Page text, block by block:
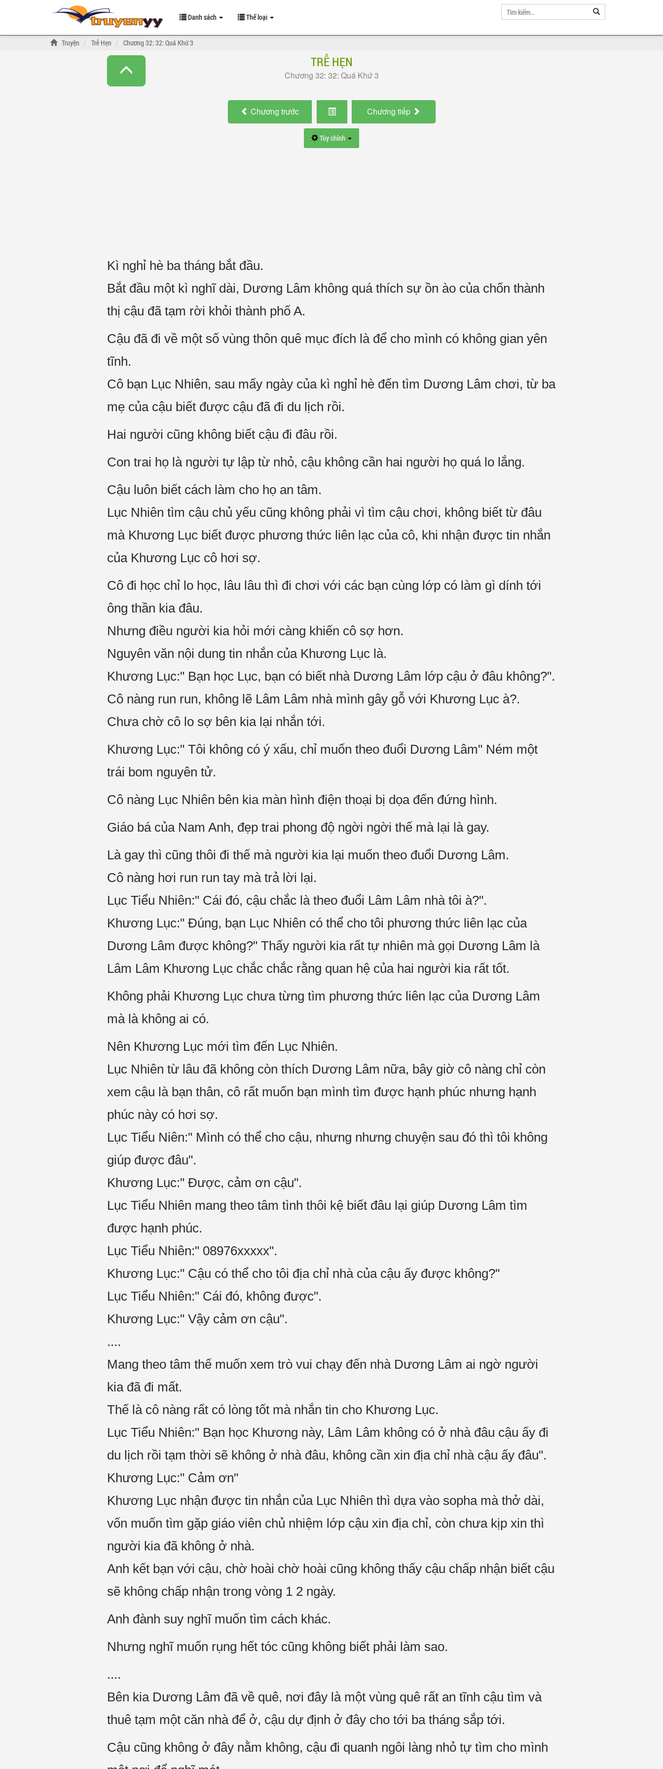
Danh sách Thể loại
Truyện Trễ Hẹn Chương 32: 32: Quá Khứ 3
TRỄ HẸN
Chương 32: 32: Quá Khứ 3
Chương trước Chương tiếp
Tùy chỉnh
Kì nghỉ hè ba tháng bắt đầu.
Bắt đầu một kì nghĩ dài, Dương Lâm không quá thích sự ồn ào của chốn thành
thị cậu đã tạm rời khỏi thành phố A.
Cậu đã đi về một số vùng thôn quê mục đích là để cho mình có không gian yên
tĩnh.
Cô bạn Lục Nhiên, sau mấy ngày của kì nghỉ hè đến tìm Dương Lâm chơi, từ ba
mẹ của cậu biết được cậu đã đi du lịch rồi.
Hai người cũng không biết cậu đi đâu rồi.
Con trai họ là người tự lập từ nhỏ, cậu không cần hai người họ quá lo lắng.
Cậu luôn biết cách làm cho họ an tâm.
Lục Nhiên tìm cậu chủ yếu cũng không phải vì tìm cậu chơi, không biết từ đâu
mà Khương Lục biết được phương thức liên lạc của cô, khi nhận được tin nhắn
của Khương Lục cô hơi sợ.
Cô đi học chỉ lo học, lâu lâu thì đi chơi với các bạn cùng lớp có làm gì dính tới
ông thần kia đâu.
Nhưng điều người kia hỏi mới càng khiến cô sợ hơn.
Nguyên văn nội dung tin nhắn của Khương Lục là.
Khương Lục:" Bạn học Lục, bạn có biết nhà Dương Lâm lớp cậu ở đâu không?".
Cô nàng run run, không lẽ Lâm Lâm nhà mình gây gỗ với Khương Lục à?.
Chưa chờ cô lo sợ bên kia lại nhắn tới.
Khương Lục:" Tôi không có ý xấu, chỉ muốn theo đuổi Dương Lâm" Ném một
trái bom nguyên tử.
Cô nàng Lục Nhiên bên kia màn hình điện thoại bị dọa đến đứng hình.
Giáo bá của Nam Anh, đẹp trai phong độ ngời ngời thế mà lại là gay.
Là gay thì cũng thôi đi thế mà người kia lại muốn theo đuổi Dương Lâm.
Cô nàng hơi run run tay mà trả lời lại.
Lục Tiểu Nhiên:" Cái đó, cậu chắc là theo đuổi Lâm Lâm nhà tôi à?".
Khương Lục:" Đúng, bạn Lục Nhiên có thể cho tôi phương thức liên lạc của
Dương Lâm được không?" Thấy người kia rất tự nhiên mà gọi Dương Lâm là
Lâm Lâm Khương Lục chắc chắc rằng quan hệ của hai người kia rất tốt.
Không phải Khương Lục chưa từng tìm phương thức liên lạc của Dương Lâm
mà là không ai có.
Nên Khương Lục mới tìm đến Lục Nhiên.
Lục Nhiên từ lâu đã không còn thích Dương Lâm nữa, bây giờ cô nàng chỉ còn
xem cậu là bạn thân, cô rất muốn bạn mình tìm được hạnh phúc nhưng hạnh
phúc này có hơi sợ.
Lục Tiểu Niên:" Mình có thể cho cậu, nhưng nhưng chuyện sau đó thì tôi không
giúp được đâu".
Khương Lục:" Được, cảm ơn cậu".
Lục Tiểu Nhiên mang theo tâm tình thôi kệ biết đâu lại giúp Dương Lâm tìm
được hạnh phúc.
Lục Tiểu Nhiên:" 08976xxxxx".
Khương Lục:" Cậu có thể cho tôi địa chỉ nhà của cậu ấy được không?"
Lục Tiểu Nhiên:" Cái đó, không được".
Khương Lục:" Vậy cảm ơn cậu".
....
Mang theo tâm thế muốn xem trò vui chạy đến nhà Dương Lâm ai ngờ người
kia đã đi mất.
Thế là cô nàng rất có lòng tốt mà nhắn tin cho Khương Lục.
Lục Tiểu Nhiên:" Bạn học Khương này, Lâm Lâm không có ở nhà đâu cậu ấy đi
du lịch rồi tạm thời sẽ không ở nhà đâu, không cần xin địa chỉ nhà cậu ấy đâu".
Khương Lục:" Cảm ơn"
Khương Lục nhận được tin nhắn của Lục Nhiên thì dựa vào sopha mà thở dài,
vốn muốn tìm gặp giáo viên chủ nhiệm lớp cậu xin địa chỉ, còn chưa kịp xin thì
người kia đã không ở nhà.
Anh kết bạn với cậu, chờ hoài chờ hoài cũng không thấy cậu chấp nhận biết cậu
sẽ không chấp nhận trong vòng 1 2 ngày.
Anh đành suy nghĩ muốn tìm cách khác.
Nhưng nghĩ muốn rụng hết tóc cũng không biết phải làm sao.
....
Bên kia Dương Lâm đã về quê, nơi đây là một vùng quê rất an tĩnh cậu tìm và
thuê tạm một căn nhà để ở, cậu dự định ở đây cho tới ba tháng sắp tới.
Cậu cũng không ở đây nằm không, cậu đi quanh ngôi làng nhỏ tự tìm cho mình